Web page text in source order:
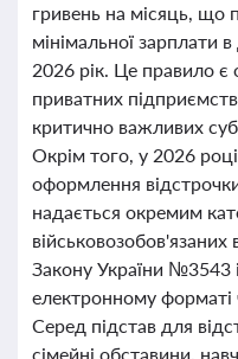
гривень на місяць, що
мінімальної
2026 рік. Це правило є
приватних
критично важливих
Окрім того, у 2026
оформлення відстрочки
надається окремим
військовозобов'язаних
Закону України
електронному форматі
Серед підстав для
сімейні обставини,